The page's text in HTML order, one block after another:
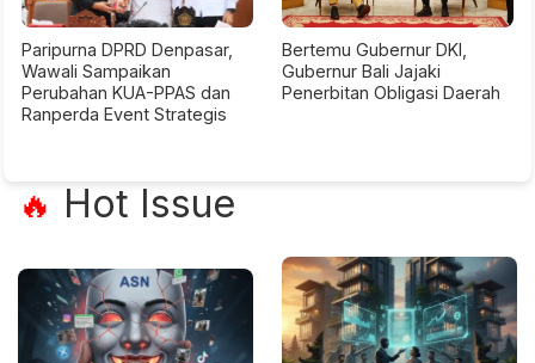
Paripurna DPRD Denpasar,
Wawali Sampaikan
Perubahan KUA-PPAS dan
Ranperda Event Strategis
Bertemu Gubernur DKI,
Gubernur Bali Jajaki
Penerbitan Obligasi Daerah
🔥 Hot Issue